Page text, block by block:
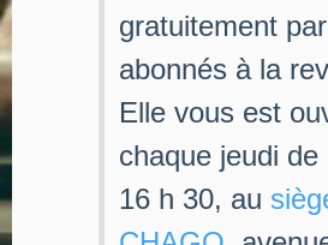
gratuitement
abonnés à la
Elle vous est
chaque jeudi de
16 h 30, au